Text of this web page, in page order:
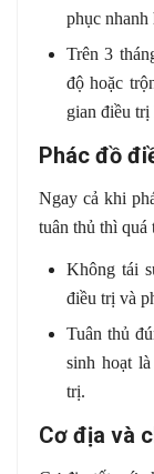
phục nhanh
Trên 3
độ hoặc
gian điều trị
Phác đồ
Ngay cả khi
tuân thủ thì quá
Không tái
điều trị và
Tuân thủ
sinh hoạt
trị.
Cơ địa và